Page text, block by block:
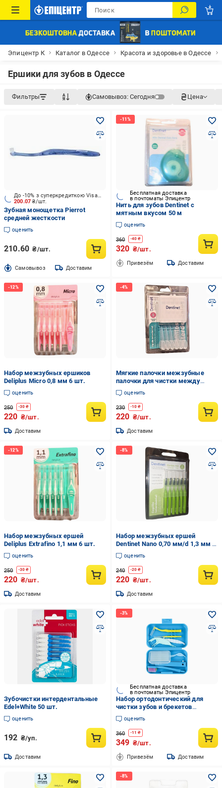
Эпицентр К Каталог в Одессе Красота и здоровье в Одессе
Ершики для зубов в Одессе
Фильтры Самовывоз: Сегодня Цена
200.07₴/шт.
До -10% з суперкредиткою Visa Вигода
Зубная монощетка Pierrot
средней жесткости
оценить
210.60 ₴/шт.
Cамовывоз Доставим
Бесплатная доставка
в почтоматы Эпицентр
Нить для зубов Dentinet с
мятным вкусом 50 м
оценить
360 -40 ₴
320 ₴/шт.
Привезём Доставим
Набор межзубных ершиков
Deliplus Micro 0,8 мм 6 шт.
оценить
250 -30 ₴
220 ₴/шт.
Доставим
Мягкие палочки межзубные
палочки для чистки между
зубьями Dentinet 24 шт.
оценить
230 -10 ₴
220 ₴/шт.
Доставим
Набор межзубных ершей
Deliplus Extrafino 1,1 мм 6 шт.
оценить
250 -30 ₴
220 ₴/шт.
Доставим
Набор межзубных ершей
Dentinet Nano 0,70 мм/d 1,3 мм 6
шт
оценить
240 -20 ₴
220 ₴/шт.
Доставим
Зубочистки интердентальные
Edel+White 50 шт.
оценить
192 ₴/уп.
Доставим
Бесплатная доставка
в почтоматы Эпицентр
Набор ортодонтический для
чистки зубов и брекетов
дорожный (TA0226)
оценить
360 -11 ₴
349 ₴/шт.
Привезём Доставим